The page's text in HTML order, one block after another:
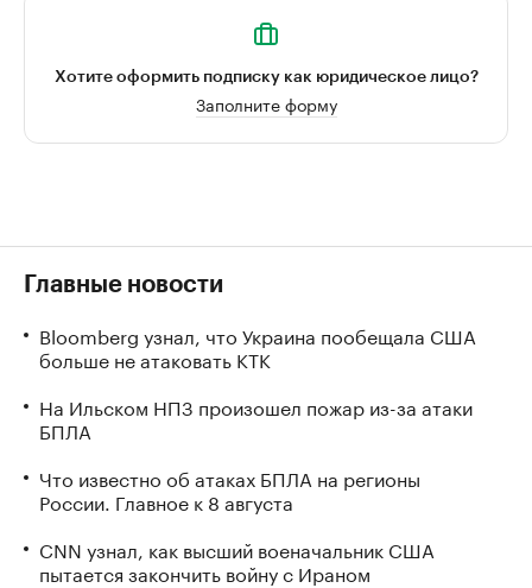
Хотите оформить подписку как юридическое лицо?
Заполните форму
Главные новости
Bloomberg узнал, что Украина пообещала США
больше не атаковать КТК
На Ильском НПЗ произошел пожар из-за атаки
БПЛА
Что известно об атаках БПЛА на регионы
России. Главное к 8 августа
CNN узнал, как высший военачальник США
пытается закончить войну с Ираном